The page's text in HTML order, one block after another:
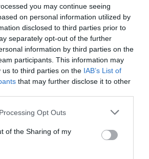
you may continue seeing
on personal information utilized by
disclosed to third parties prior to
separately opt-out of the further
information by third parties on the
participants. This information may
us to third parties on the IAB’s List of
that may further disclose it to other
website/app uses one or more Google
or usage behaviour. You may click to
to Google and its third-party tags to
specified purposes in below Google
Opt Outs
of the Sharing of my
ΚΑΙ ΤΑ ΠΑΡΑΚΑΤΩ
επομένων ημερών: Κανονικός
βοριάδες και σταδιακή
της θερμοκρασίας
και στα Βαλκάνια, κύριοι του
ΥΠΕΞ!
διακοπών: Ο πλήρης οδηγός για
και τα απαραίτητα Πρώτων